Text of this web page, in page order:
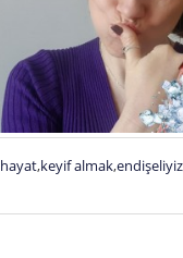
hayat,keyif almak,endişeliyiz